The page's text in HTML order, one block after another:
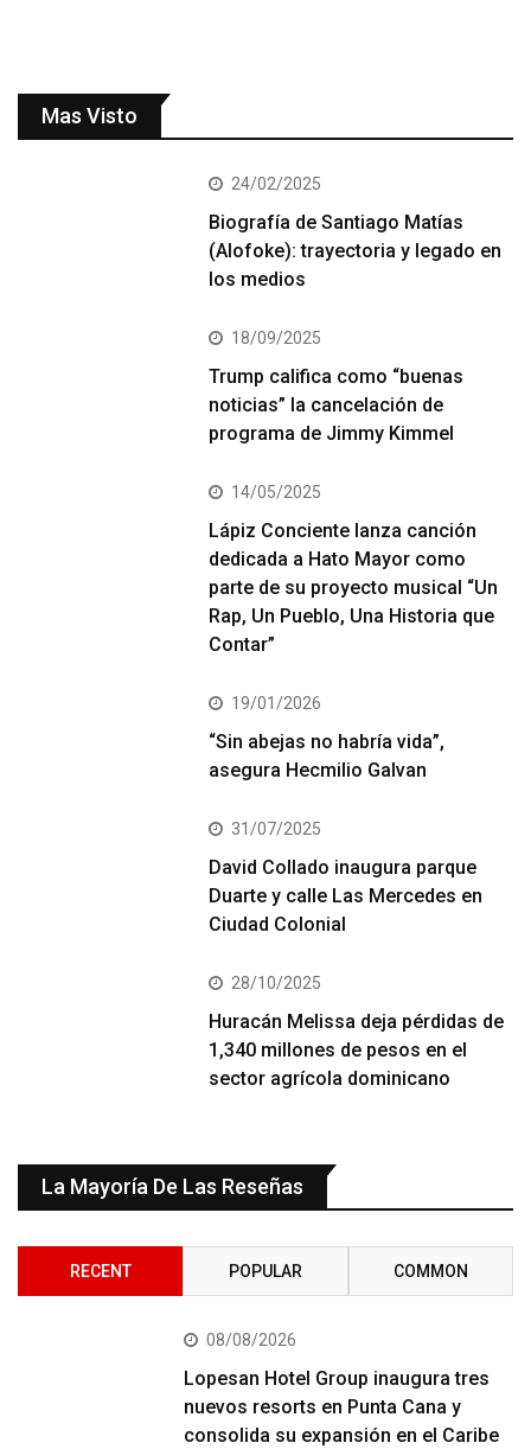
Mas Visto
24/02/2025
Biografía de Santiago Matías
(Alofoke): trayectoria y legado en
los medios
18/09/2025
Trump califica como “buenas
noticias” la cancelación de
programa de Jimmy Kimmel
14/05/2025
Lápiz Conciente lanza canción
dedicada a Hato Mayor como
parte de su proyecto musical “Un
Rap, Un Pueblo, Una Historia que
Contar”
19/01/2026
“Sin abejas no habría vida”,
asegura Hecmilio Galvan
31/07/2025
David Collado inaugura parque
Duarte y calle Las Mercedes en
Ciudad Colonial
28/10/2025
Huracán Melissa deja pérdidas de
1,340 millones de pesos en el
sector agrícola dominicano
La Mayoría De Las Reseñas
RECENT POPULAR COMMON
08/08/2026
Lopesan Hotel Group inaugura tres
nuevos resorts en Punta Cana y
consolida su expansión en el Caribe